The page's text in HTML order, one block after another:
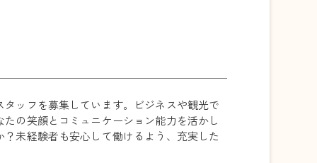
ッフを募集しています。ビジネスや観光で
の笑顔とコミュニケーション能力を活かし
未経験者も安心して働けるよう、充実した